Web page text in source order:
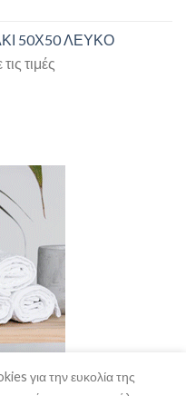
50Χ50 ΛΕΥΚΟ
τιμές
για την ευκολία της